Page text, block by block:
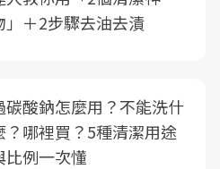
」＋2步驟去油去漬
碳酸鈉怎麼用？不能洗什
？哪裡買？5種清潔用途
比例一次懂